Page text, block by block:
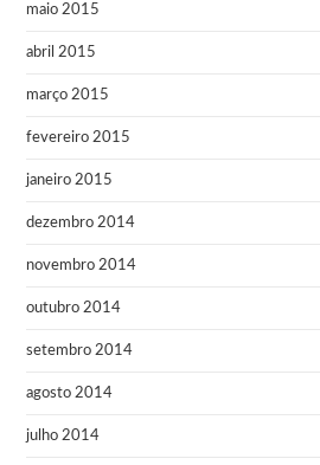
maio 2015
abril 2015
março 2015
fevereiro 2015
janeiro 2015
dezembro 2014
novembro 2014
outubro 2014
setembro 2014
agosto 2014
julho 2014